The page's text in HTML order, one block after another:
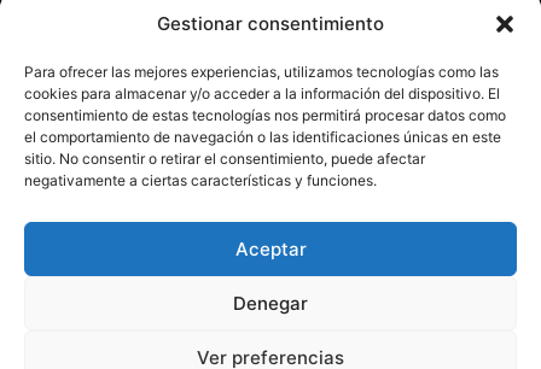
Gestionar consentimiento
Para ofrecer las mejores experiencias, utilizamos tecnologías como las
cookies para almacenar y/o acceder a la información del dispositivo. El
consentimiento de estas tecnologías nos permitirá procesar datos como
el comportamiento de navegación o las identificaciones únicas en este
sitio. No consentir o retirar el consentimiento, puede afectar
negativamente a ciertas características y funciones.
Aceptar
Denegar
Ver preferencias
© Copyrightfotomatonesmurcia.es
Todos los derechos reservados.
En fotomatonesmurcia.es te ofrecemos nuestro
servicio de fotomatón en Murcia y Alicante.
¡No dudes en contactarnos!
622 382 713- 968 205 280